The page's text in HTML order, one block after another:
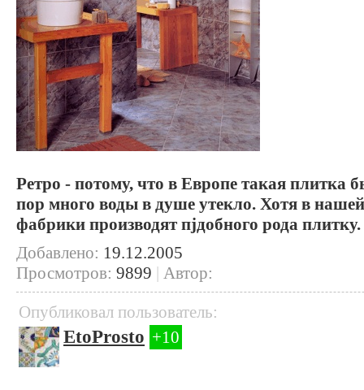
Ретро - потому, что в Европе такая плитка
пор много воды в душе утекло. Хотя в
фабрики производят пjдобного рода плитку.
Добавлено: 19.12.2005
Просмотров: 9899 | Автор:
Опубликовал пользователь:
EtoProsto +10